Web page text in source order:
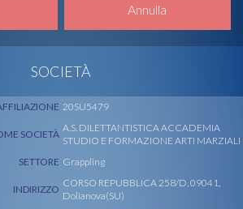
Annulla
SOCIETÀ
20SU5479
SOCIETÀ
A.S. DILETTANTISTICA ACCADEMIA
STUDIO E FORMAZIONE ARTI MARZIALI
SETTORE Grappling
INDIRIZZO
CORSO REPUBBLICA 258/D, 09041,
Dolianova(SU)